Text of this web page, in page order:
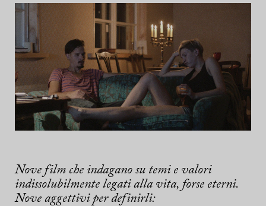
Nove film che indagano su temi e valori
indissolubilmente legati alla vita, forse eterni.
Nove aggettivi per definirli: